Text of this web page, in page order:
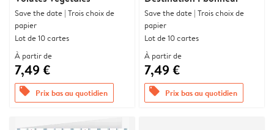
Save the date | Trois choix de
papier
Lot de 10 cartes
À partir de
7,49 €
offers Prix bas au quotidien
Save the date | Trois choix de
papier
Lot de 10 cartes
À partir de
7,49 €
offers Prix bas au quotidien